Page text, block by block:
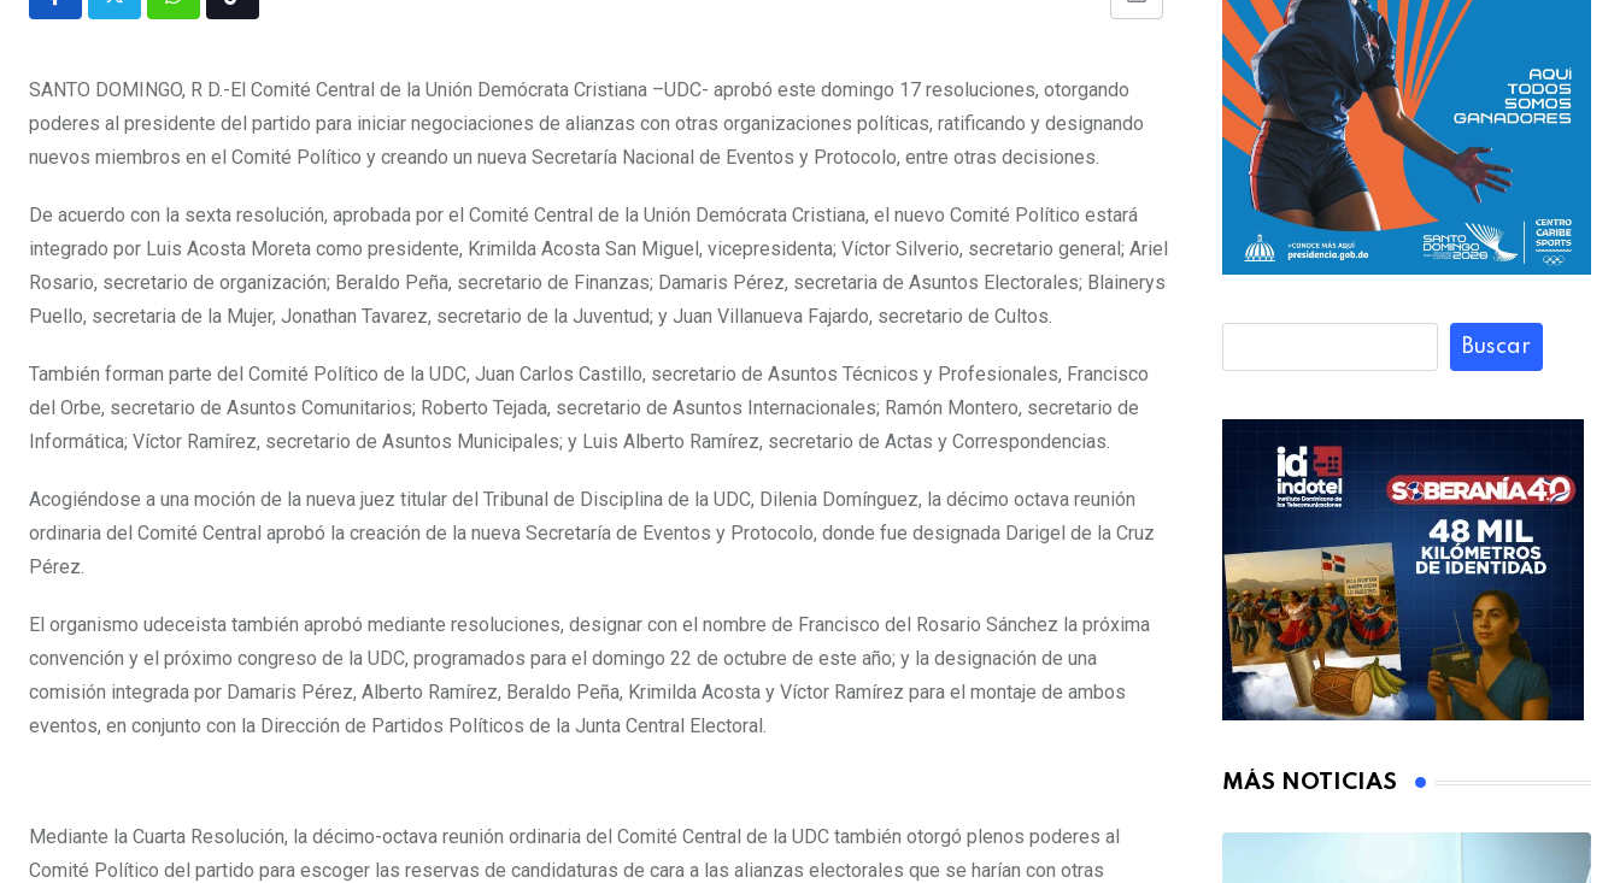
SANTO DOMINGO, R D.-El Comité Central de la Unión Demócrata Cristiana –UDC- aprobó este domingo 17 resoluciones, otorgando
poderes al presidente del partido para iniciar negociaciones de alianzas con otras organizaciones políticas, ratificando y designando
nuevos miembros en el Comité Político y creando un nueva Secretaría Nacional de Eventos y Protocolo, entre otras decisiones.
De acuerdo con la sexta resolución, aprobada por el Comité Central de la Unión Demócrata Cristiana, el nuevo Comité Político estará
integrado por Luis Acosta Moreta como presidente, Krimilda Acosta San Miguel, vicepresidenta; Víctor Silverio, secretario general; Ariel
Rosario, secretario de organización; Beraldo Peña, secretario de Finanzas; Damaris Pérez, secretaria de Asuntos Electorales; Blainerys
Puello, secretaria de la Mujer, Jonathan Tavarez, secretario de la Juventud; y Juan Villanueva Fajardo, secretario de Cultos.
También forman parte del Comité Político de la UDC, Juan Carlos Castillo, secretario de Asuntos Técnicos y Profesionales, Francisco
del Orbe, secretario de Asuntos Comunitarios; Roberto Tejada, secretario de Asuntos Internacionales; Ramón Montero, secretario de
Informática; Víctor Ramírez, secretario de Asuntos Municipales; y Luis Alberto Ramírez, secretario de Actas y Correspondencias.
Acogiéndose a una moción de la nueva juez titular del Tribunal de Disciplina de la UDC, Dilenia Domínguez, la décimo octava reunión
ordinaria del Comité Central aprobó la creación de la nueva Secretaría de Eventos y Protocolo, donde fue designada Darigel de la Cruz
Pérez.
El organismo udeceista también aprobó mediante resoluciones, designar con el nombre de Francisco del Rosario Sánchez la próxima
convención y el próximo congreso de la UDC, programados para el domingo 22 de octubre de este año; y la designación de una
comisión integrada por Damaris Pérez, Alberto Ramírez, Beraldo Peña, Krimilda Acosta y Víctor Ramírez para el montaje de ambos
eventos, en conjunto con la Dirección de Partidos Políticos de la Junta Central Electoral.
Mediante la Cuarta Resolución, la décimo-octava reunión ordinaria del Comité Central de la UDC también otorgó plenos poderes al
Comité Político del partido para escoger las reservas de candidaturas de cara a las alianzas electorales que se harían con otras
Buscar
MÁS NOTICIAS